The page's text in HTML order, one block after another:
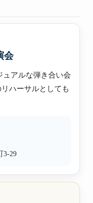
会
ュアルな弾き合い会
ハーサルとしても
3-29